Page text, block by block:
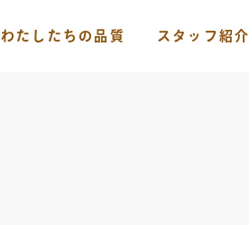
わたしたちの品質 スタッフ紹介